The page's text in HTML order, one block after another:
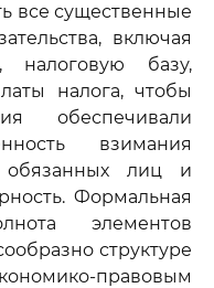
все существенные
включая
налоговую базу,
налога, чтобы
обеспечивали
взимания
обязанных лиц и
Формальная
элементов
структуре
правовым